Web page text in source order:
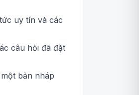
uy tín và các
câu hỏi đã đặt
bản nháp